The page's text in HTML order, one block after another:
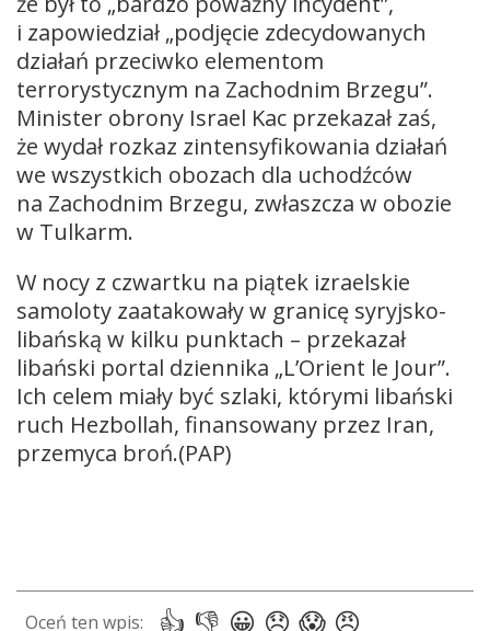
i zapowiedział „podjęcie zdecydowanych
działań przeciwko elementom
terrorystycznym na Zachodnim Brzegu”.
Minister obrony Israel Kac przekazał zaś,
że wydał rozkaz zintensyfikowania działań
we wszystkich obozach dla uchodźców
na Zachodnim Brzegu, zwłaszcza w obozie
w Tulkarm.
W nocy z czwartku na piątek izraelskie
samoloty zaatakowały w granicę syryjsko-
libańską w kilku punktach – przekazał
libański portal dziennika „L’Orient le Jour”.
Ich celem miały być szlaki, którymi libański
ruch Hezbollah, finansowany przez Iran,
przemyca broń.(PAP)